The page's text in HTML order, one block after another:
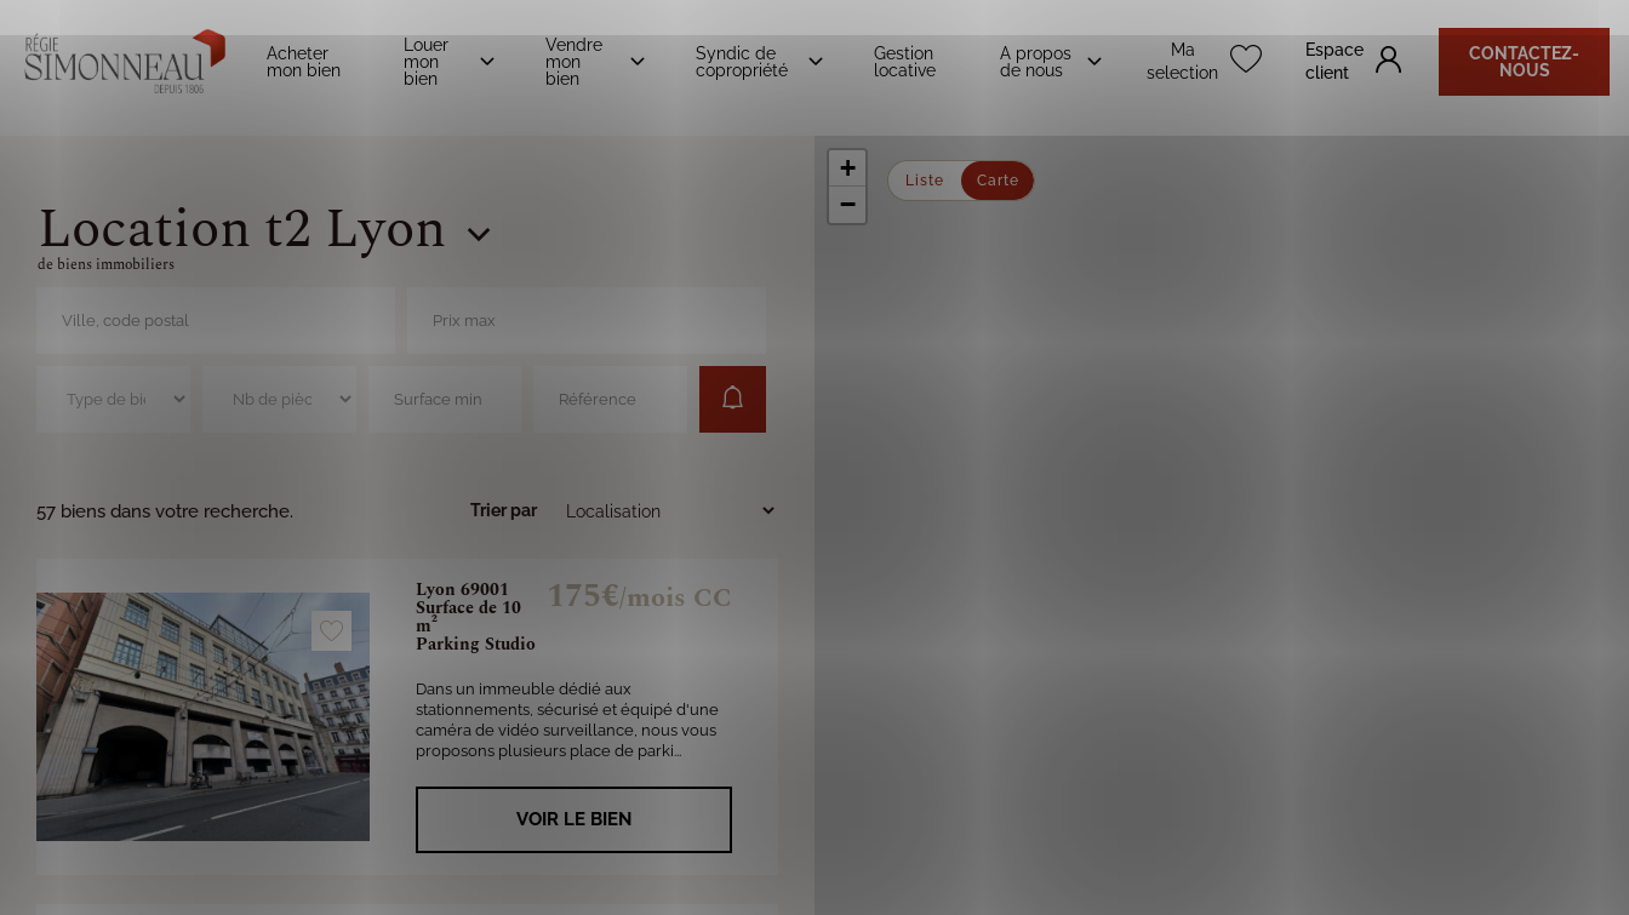
Acheter
mon bien
Louer
mon
bien
Vendre
mon
bien
Syndic de
copropriété
Gestion
locative
A propos
de nous
Ma
selection
Espace
client
CONTACTEZ-
NOUS
Location t2 Lyon
de biens immobiliers
57 biens dans votre recherche. Trier par
Lyon 69001
Surface de 10
m²
Parking Studio
175€/mois CC
Dans un immeuble dédié aux
stationnements, sécurisé et équipé d'une
caméra de vidéo surveillance, nous vous
proposons plusieurs place de parki...
VOIR LE BIEN
Liste
+
−